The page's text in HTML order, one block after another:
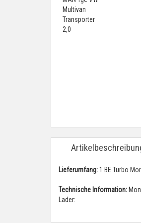
Lieferumfang:1 BE Turbo
Technische Information:
Lader: